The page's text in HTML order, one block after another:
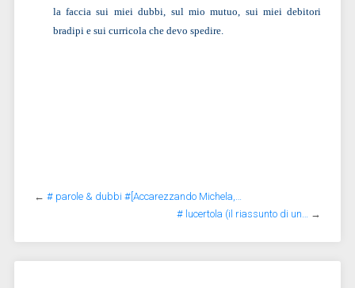
la faccia sui miei dubbi, sul mio mutuo, sui miei debitori
bradipi e sui curricola che devo spedire.
← # parole & dubbi #[Accarezzando Michela,…
# lucertola (il riassunto di un… →